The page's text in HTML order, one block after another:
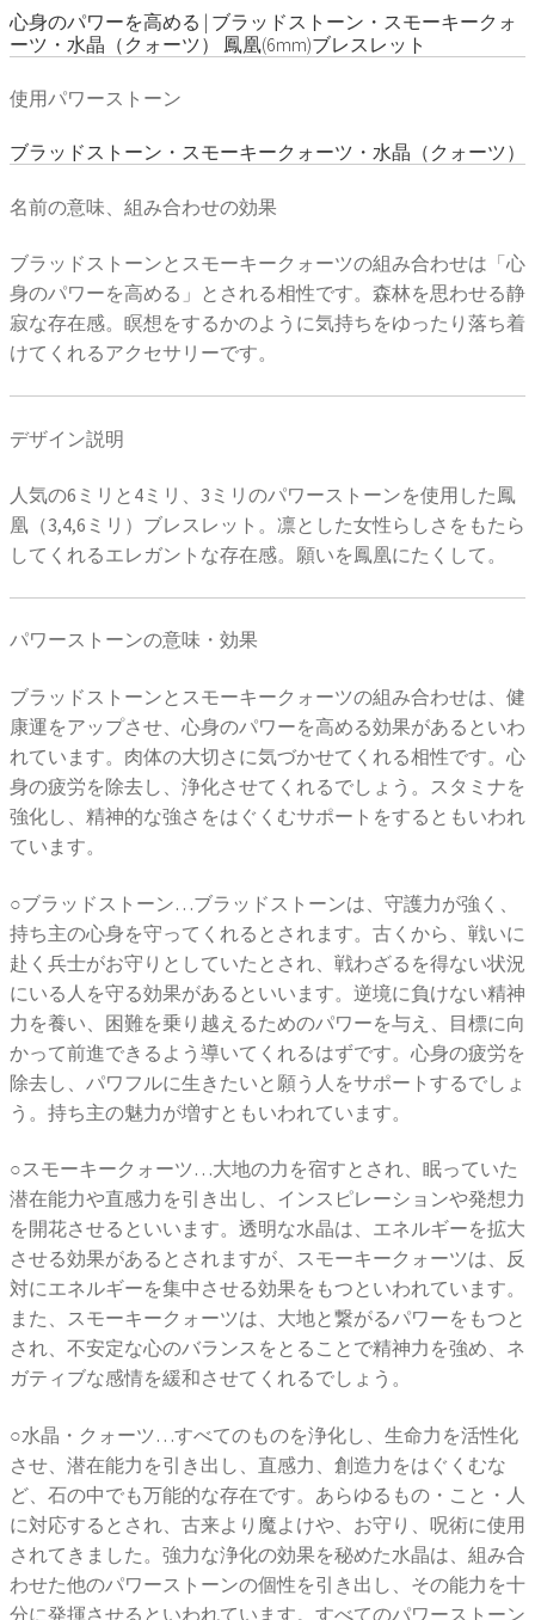
心身のパワーを高める | ブラッドストーン・スモーキークォ
ーツ・水晶（クォーツ） 鳳凰(6mm)ブレスレット
使用パワーストーン
ブラッドストーン・スモーキークォーツ・水晶（クォーツ）
名前の意味、組み合わせの効果
ブラッドストーンとスモーキークォーツの組み合わせは「心
身のパワーを高める」とされる相性です。森林を思わせる静
寂な存在感。瞑想をするかのように気持ちをゆったり落ち着
けてくれるアクセサリーです。
デザイン説明
人気の6ミリと4ミリ、3ミリのパワーストーンを使用した鳳
凰（3,4,6ミリ）ブレスレット。凛とした女性らしさをもたら
してくれるエレガントな存在感。願いを鳳凰にたくして。
パワーストーンの意味・効果
ブラッドストーンとスモーキークォーツの組み合わせは、健
康運をアップさせ、心身のパワーを高める効果があるといわ
れています。肉体の大切さに気づかせてくれる相性です。心
身の疲労を除去し、浄化させてくれるでしょう。スタミナを
強化し、精神的な強さをはぐくむサポートをするともいわれ
ています。
○ブラッドストーン…ブラッドストーンは、守護力が強く、
持ち主の心身を守ってくれるとされます。古くから、戦いに
赴く兵士がお守りとしていたとされ、戦わざるを得ない状況
にいる人を守る効果があるといいます。逆境に負けない精神
力を養い、困難を乗り越えるためのパワーを与え、目標に向
かって前進できるよう導いてくれるはずです。心身の疲労を
除去し、パワフルに生きたいと願う人をサポートするでしょ
う。持ち主の魅力が増すともいわれています。
○スモーキークォーツ…大地の力を宿すとされ、眠っていた
潜在能力や直感力を引き出し、インスピレーションや発想力
を開花させるといいます。透明な水晶は、エネルギーを拡大
させる効果があるとされますが、スモーキークォーツは、反
対にエネルギーを集中させる効果をもつといわれています。
また、スモーキークォーツは、大地と繋がるパワーをもつと
され、不安定な心のバランスをとることで精神力を強め、ネ
ガティブな感情を緩和させてくれるでしょう。
○水晶・クォーツ…すべてのものを浄化し、生命力を活性化
させ、潜在能力を引き出し、直感力、創造力をはぐくむな
ど、石の中でも万能的な存在です。あらゆるもの・こと・人
に対応するとされ、古来より魔よけや、お守り、呪術に使用
されてきました。強力な浄化の効果を秘めた水晶は、組み合
わせた他のパワーストーンの個性を引き出し、その能力を十
分に発揮させるといわれています。すべてのパワーストーン